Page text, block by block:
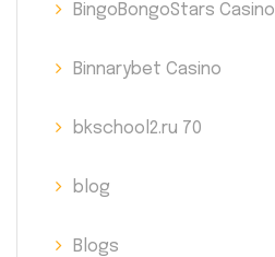
BingoBongoStars Casino
Binnarybet Casino
bkschool2.ru 70
blog
Blogs